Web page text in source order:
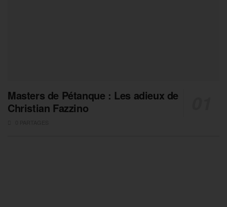
Masters de Pétanque : Les adieux de
Christian Fazzino